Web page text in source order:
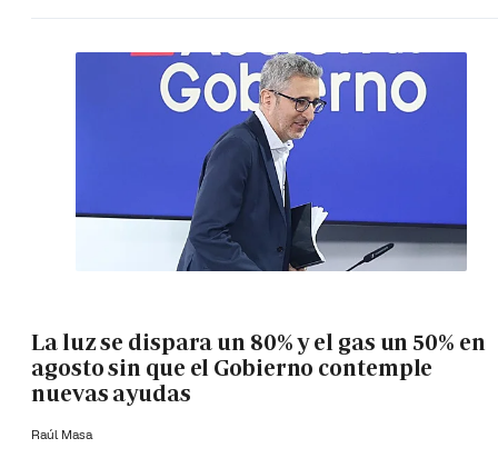
La luz se dispara un 80% y el gas un 50% en
agosto sin que el Gobierno contemple
nuevas ayudas
Raúl Masa